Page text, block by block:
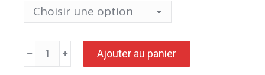
quantité
de
Fauteuil
Ajouter au panier